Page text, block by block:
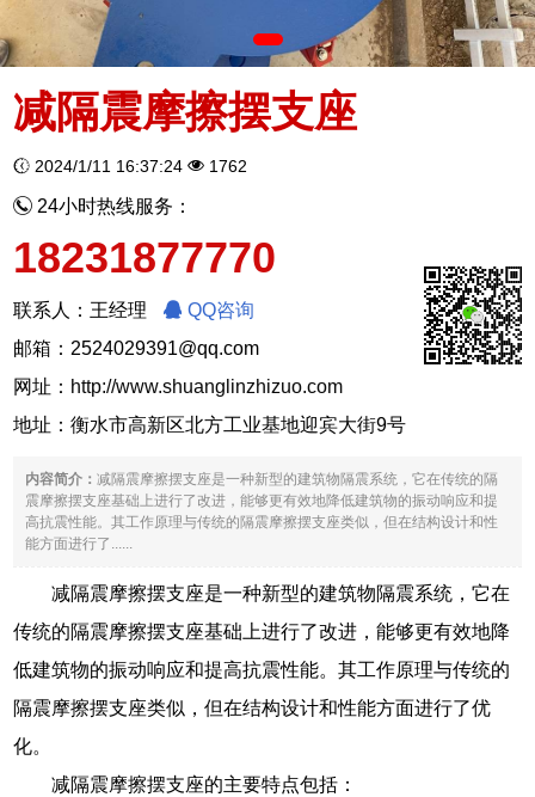
减隔震摩擦摆支座
2024/1/11 16:37:24 1762
24小时热线服务：
18231877770
联系人：王经理
QQ咨询
邮箱：2524029391@qq.com
网址： http://www.shuanglinzhizuo.com
地址：衡水市高新区北方工业基地迎宾大街9号
内容简介：减隔震摩擦摆支座是一种新型的建筑物隔震系统，它在传统的隔
震摩擦摆支座基础上进行了改进，能够更有效地降低建筑物的振动响应和提
高抗震性能。其工作原理与传统的隔震摩擦摆支座类似，但在结构设计和性
能方面进行了......
减隔震摩擦摆支座是一种新型的建筑物隔震系统，它在
传统的隔震摩擦摆支座基础上进行了改进，能够更有效地降
低建筑物的振动响应和提高抗震性能。其工作原理与传统的
隔震摩擦摆支座类似，但在结构设计和性能方面进行了优
化。
减隔震摩擦摆支座的主要特点包括：